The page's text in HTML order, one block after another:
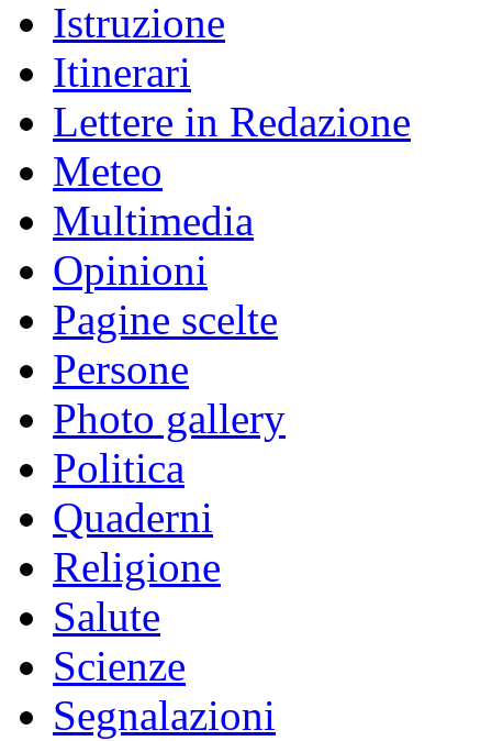
Istruzione
Itinerari
Lettere in Redazione
Meteo
Multimedia
Opinioni
Pagine scelte
Persone
Photo gallery
Politica
Quaderni
Religione
Salute
Scienze
Segnalazioni